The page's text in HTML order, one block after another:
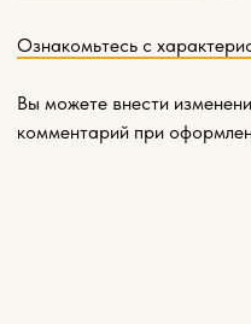
Ознакомьтесь с
Вы можете внести
комментарий при